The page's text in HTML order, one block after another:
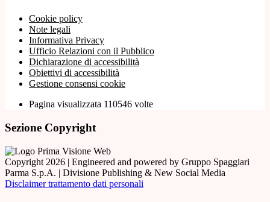
Cookie policy
Note legali
Informativa Privacy
Ufficio Relazioni con il Pubblico
Dichiarazione di accessibilità
Obiettivi di accessibilità
Gestione consensi cookie
Pagina visualizzata 110546 volte
Sezione Copyright
Copyright 2026 | Engineered and powered by Gruppo Spaggiari
Parma S.p.A. | Divisione Publishing & New Social Media
Disclaimer trattamento dati personali